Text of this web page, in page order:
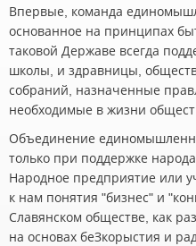
Впервые, команда
основанное на принципах
таковой Державе всегда
школы, и здравницы,
собраний, назначенные
необходимые в жизни
Объединение
только при поддержке
Народное предприятие или
к нам понятия "бизнес" и
Славянском обществе, как
на основах беЗкорыстия и